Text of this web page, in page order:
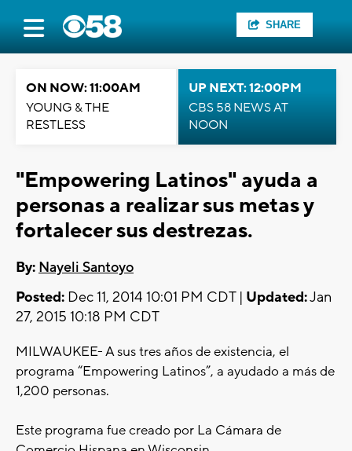
SHARE
ON NOW: 11:00AM
YOUNG & THE
RESTLESS
UP NEXT: 12:00PM
CBS 58 NEWS AT
NOON
"Empowering Latinos" ayuda a
personas a realizar sus metas y
fortalecer sus destrezas.
By: Nayeli Santoyo
Posted: Dec 11, 2014 10:01 PM CDT | Updated:Jan
27, 2015 10:18 PM CDT
MILWAUKEE- A sus tres años de existencia, el
programa “Empowering Latinos”, a ayudado a más de
1,200 personas.
Este programa fue creado por La Cámara de